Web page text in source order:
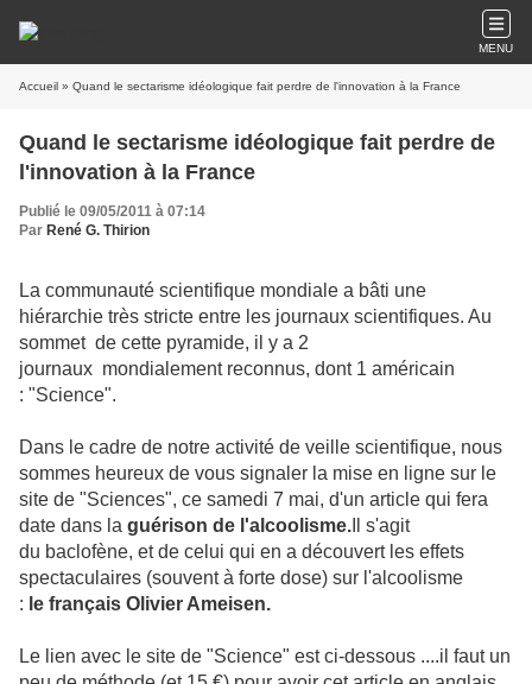
MENU
Accueil » Quand le sectarisme idéologique fait perdre de l'innovation à la France
Quand le sectarisme idéologique fait perdre de
l'innovation à la France
Publié le 09/05/2011 à 07:14
Par René G. Thirion
La communauté scientifique mondiale a bâti une
hiérarchie très stricte entre les journaux scientifiques. Au
sommet de cette pyramide, il y a 2
journaux mondialement reconnus, dont 1 américain
: "Science".
Dans le cadre de notre activité de veille scientifique, nous
sommes heureux de vous signaler la mise en ligne sur le
site de "Sciences", ce samedi 7 mai, d'un article qui fera
date dans la guérison de l'alcoolisme. Il s'agit
du baclofène, et de celui qui en a découvert les effets
spectaculaires (souvent à forte dose) sur l'alcoolisme
: le français Olivier Ameisen.
Le lien avec le site de "Science" est ci-dessous ....il faut un